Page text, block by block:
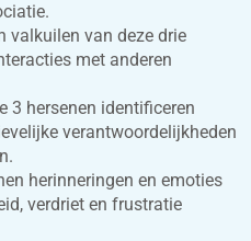
valkuilen van deze drie
met anderen
3 hersenen identificeren
verantwoordelijkheden
herinneringen en emoties
verdriet en frustratie